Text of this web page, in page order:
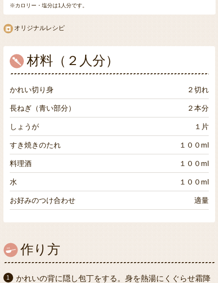
※カロリー・塩分は1人分です。
オリジナルレシピ
材料（２人分）
かれい切り身 ２切れ
長ねぎ（青い部分） ２本分
しょうが １片
すき焼きのたれ １００ml
料理酒 １００ml
水 １００ml
お好みのつけ合わせ 適量
作り方
かれいの背に隠し包丁をする。身を熱湯にくぐらせ霜降